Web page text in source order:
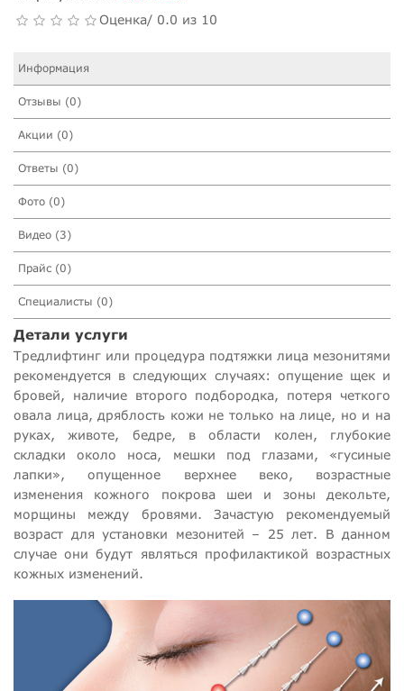
Оценка/ 0.0 из 10
Информация
Отзывы (0)
Акции (0)
Ответы (0)
Фото (0)
Видео (3)
Прайс (0)
Специалисты (0)
Детали услуги
Тредлифтинг или процедура подтяжки лица мезонитями
рекомендуется в следующих случаях: опущение щек и
бровей, наличие второго подбородка, потеря четкого
овала лица, дряблость кожи не только на лице, но и на
руках, животе, бедре, в области колен, глубокие
складки около носа, мешки под глазами, «гусиные
лапки», опущенное верхнее веко, возрастные
изменения кожного покрова шеи и зоны декольте,
морщины между бровями. Зачастую рекомендуемый
возраст для установки мезонитей – 25 лет. В данном
случае они будут являться профилактикой возрастных
кожных изменений.